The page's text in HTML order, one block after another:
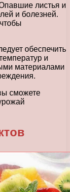
листья и
и болезней.
обеспечить
и
материалами
сможете